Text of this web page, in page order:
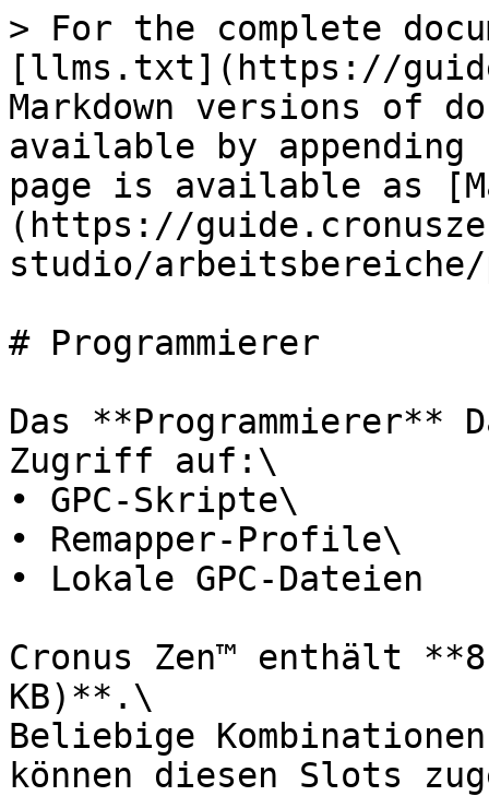
> For the complete
[llms.txt](https://
Markdown versions of
available by
page is available as
(https://
studio/arbeitsbereiche/
# Programmierer
Das **Programmierer**
Zugriff auf:\
• GPC-Skripte\
• Remapper-Profile\
• Lokale GPC-Dateien
Cronus Zen™ enthält
KB)**.\
Beliebige
können diesen Slots